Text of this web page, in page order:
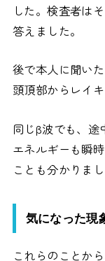
した。検査者は
答えました。
後で本人に聞い
頭頂部からレイ
同じβ波でも、途
エネルギーも瞬
ことも分かりまし
気になった現
これらのことか